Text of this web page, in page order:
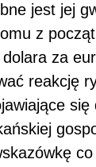
jest jej
z
za
reakcję
się